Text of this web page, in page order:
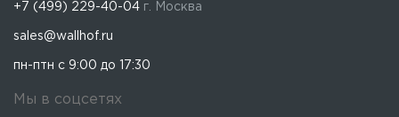
+7 (499) 229-40-04 г. Москва
sales@wallhof.ru
пн-птн с 9:00 до 17:30
Мы в соцсетях